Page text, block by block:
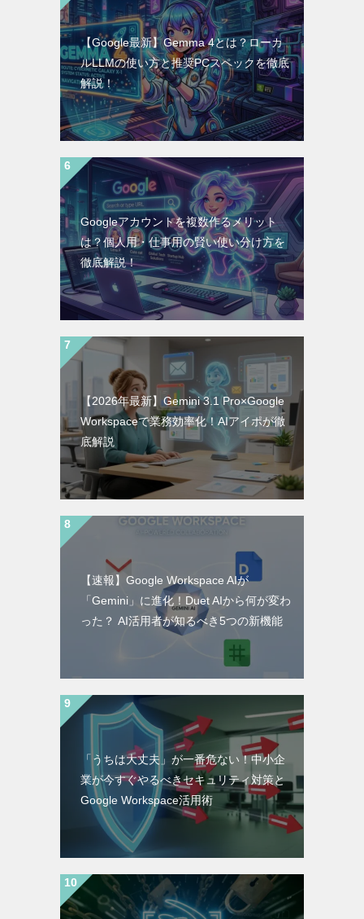
【Google最新】Gemma 4とは？ローカ
ルLLMの使い方と推奨PCスペックを徹底
解説！
Googleアカウントを複数作るメリット
は？個人用・仕事用の賢い使い分け方を
徹底解説！
【2026年最新】Gemini 3.1 Pro×Google
Workspaceで業務効率化！AIアイポが徹
底解説
【速報】Google Workspace AIが
「Gemini」に進化！Duet AIから何が変わ
った？ AI活用者が知るべき5つの新機能
「うちは大丈夫」が一番危ない！中小企
業が今すぐやるべきセキュリティ対策と
Google Workspace活用術